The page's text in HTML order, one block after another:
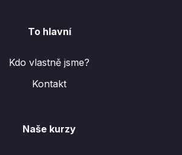
To hlavní
Kdo vlastně jsme?
Kontakt
Naše kurzy